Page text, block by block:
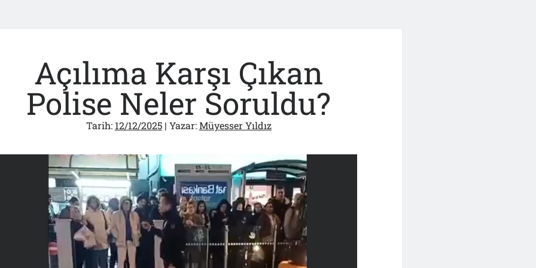
Açılıma Karşı Çıkan
Polise Neler Soruldu?
Tarih: 12/12/2025| Yazar:Müyesser Yıldız